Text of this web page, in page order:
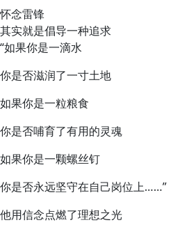
怀念雷锋
其实就是倡导一种追求
“如果你是一滴水
你是否滋润了一寸土地
如果你是一粒粮食
你是否哺育了有用的灵魂
如果你是一颗螺丝钉
你是否永远坚守在自己岗位上……”
他用信念点燃了理想之光